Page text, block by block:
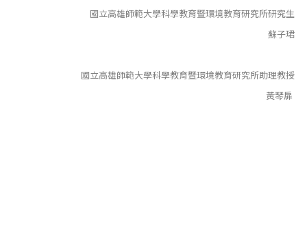
國立高雄師範大學科學教育暨環境教育研究所研究生
蘇子珺
國立高雄師範大學科學教育暨環境教育研究所助理教授
黃琴扉